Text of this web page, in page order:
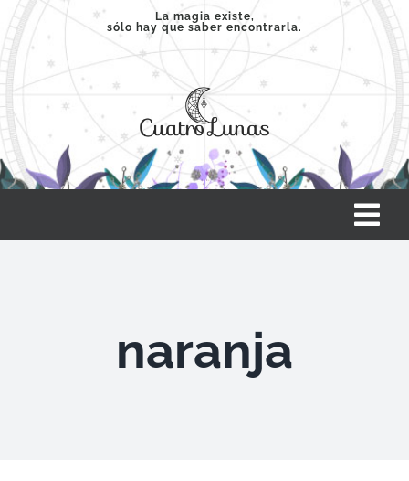
Saltar
contenido
La magia existe,
sólo hay que saber encontrarla.
naranja